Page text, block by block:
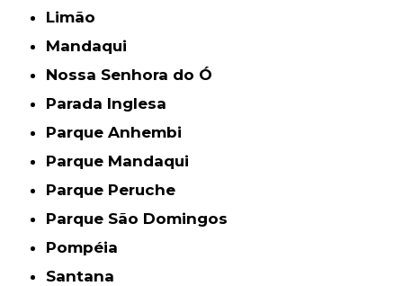
Limão
Mandaqui
Nossa Senhora do Ó
Parada Inglesa
Parque Anhembi
Parque Mandaqui
Parque Peruche
Parque São Domingos
Pompéia
Santana